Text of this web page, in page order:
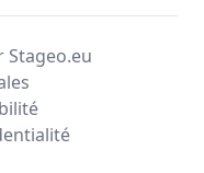
Stageo.eu